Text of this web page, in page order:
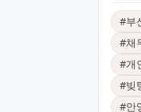
#부
#채
#개
#빚
#안